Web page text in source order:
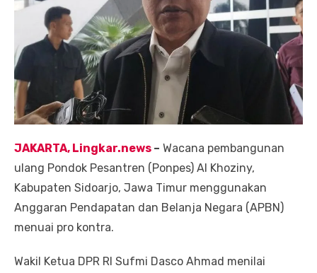
JAKARTA, Lingkar.news – Wacana pembangunan
ulang Pondok Pesantren (Ponpes) Al Khoziny,
Kabupaten Sidoarjo, Jawa Timur menggunakan
Anggaran Pendapatan dan Belanja Negara (APBN)
menuai pro kontra.
Wakil Ketua DPR RI Sufmi Dasco Ahmad menilai